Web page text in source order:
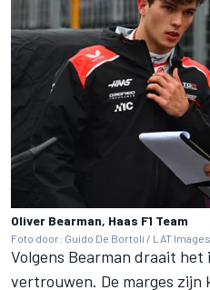
Oliver Bearman, Haas F1 Team
Foto door: Guido De Bortoli / LAT
Volgens Bearman draait het
vertrouwen. De marges zijn